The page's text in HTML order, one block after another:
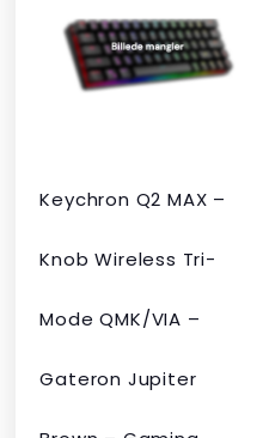
Keychron Q2 MAX –
Knob Wireless Tri-
Mode QMK/VIA –
Gateron Jupiter
pris
var:
kr.
pris
er:
kr.